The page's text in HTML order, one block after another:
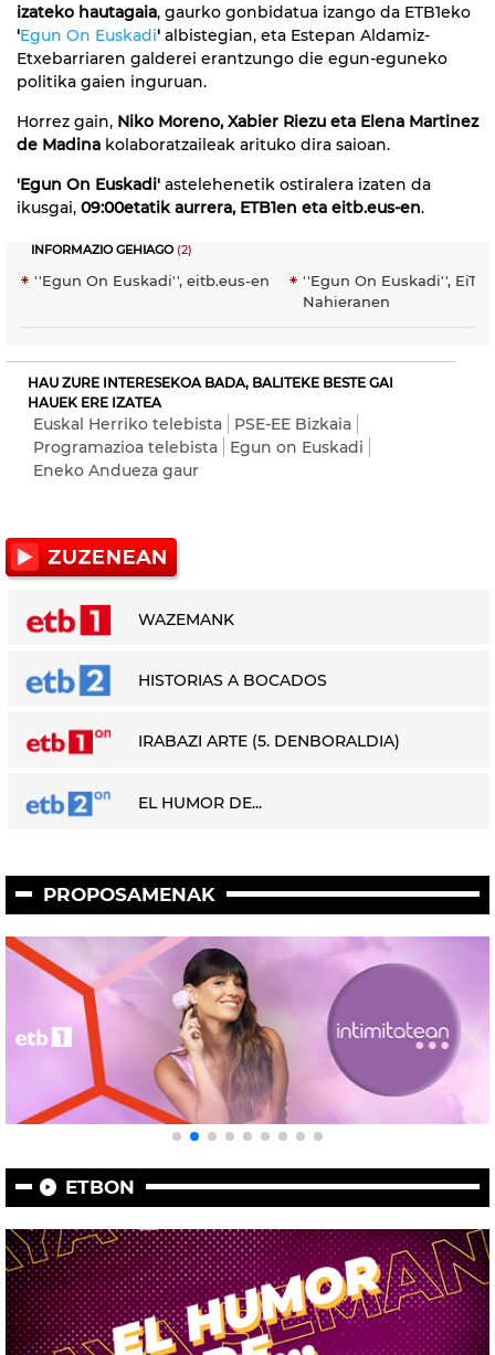
izateko hautagaia, gaurko gonbidatua izango da ETB1eko
'Egun On Euskadi' albistegian, eta Estepan Aldamiz-
Etxebarriaren galderei erantzungo die egun-eguneko
politika gaien inguruan.
Horrez gain, Niko Moreno, Xabier Riezu eta Elena Martinez
de Madina kolaboratzaileak arituko dira saioan.
'Egun On Euskadi' astelehenetik ostiralera izaten da
ikusgai, 09:00etatik aurrera, ETB1en eta eitb.eus-en.
INFORMAZIO GEHIAGO(2)
''Egun On Euskadi'', eitb.eus-en
''Egun On Euskadi'', EiTB
Nahieranen
HAU ZURE INTERESEKOA BADA, BALITEKE BESTE GAI
HAUEK ERE IZATEA
Euskal Herriko telebista
PSE-EE Bizkaia
Programazioa telebista
Egun on Euskadi
Eneko Andueza gaur
WAZEMANK
HISTORIAS A BOCADOS
IRABAZI ARTE (5. DENBORALDIA)
EL HUMOR DE...
PROPOSAMENAK
ETBON